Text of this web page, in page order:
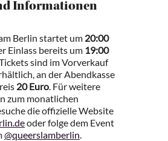
Informationen
Berlin startet um 20:00
Einlass bereits um 19:00
sind im Vorverkauf
an der Abendkasse
20 Euro. Für weitere
zum monatlichen
die offizielle Website
oder folge dem Event
@queerslamberlin.